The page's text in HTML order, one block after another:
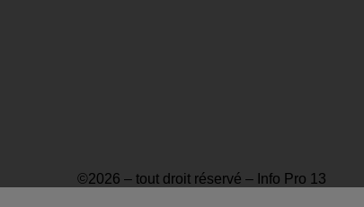
©2026 – tout droit réservé – Info Pro 13